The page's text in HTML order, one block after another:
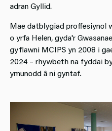
adran Gyllid.
Mae datblygiad proffesiynol
o yrfa Helen, gyda'r
gyflawni MCIPS yn 2008 i
2024 – rhywbeth na fyddai
ymunodd â ni gyntaf.